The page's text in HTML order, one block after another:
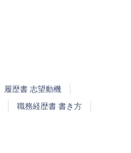
履歴書 志望動機
職務経歴書 書き方